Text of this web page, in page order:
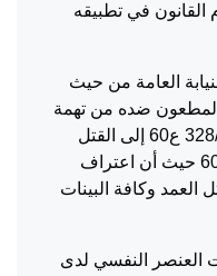
القانون في تطبيقه
العامة من حيث
ضده من تهمة
القتل العمد خلافا ً لأحكام المادة 328/1 ع60 إلى القتل
القصد خلافا ً لأحكام المادة 326 ع60 حيث أن اعتراف
العمد وكافة البينات
العنصر النفسي لدى